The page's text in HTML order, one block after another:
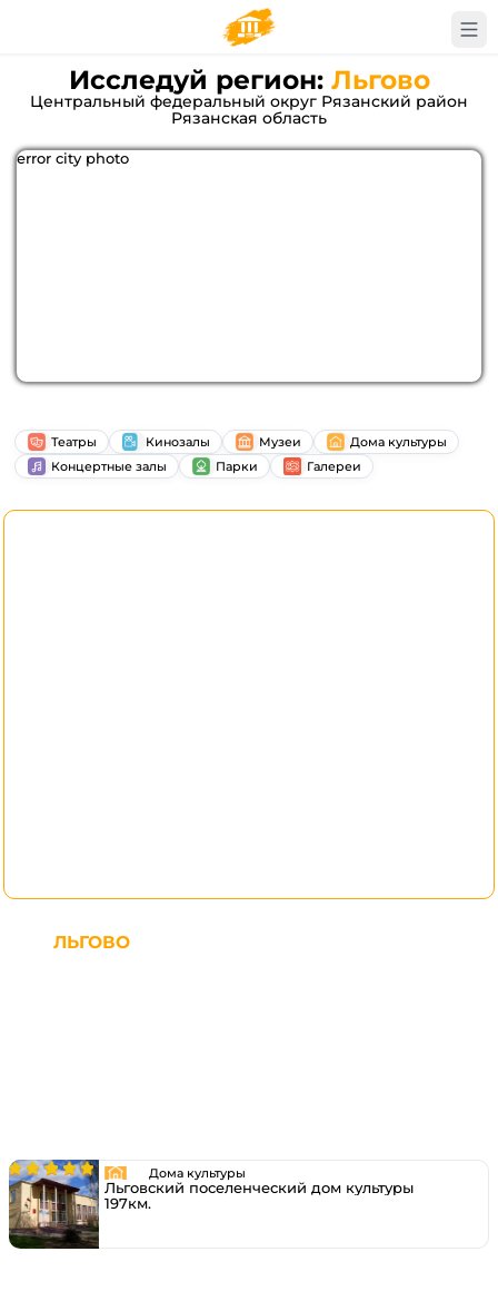
Исследуй регион: Льгово
Центральный федеральный округ Рязанский район
Рязанская область
error city photo
Театры Кинозалы Музеи
Дома культуры
Концертные залы
Парки Галереи
ЛЬГОВО
Дома культуры
Льговский поселенческий дом культуры
197км.